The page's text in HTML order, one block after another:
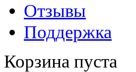
Отзывы
Поддержка
Корзина пуста